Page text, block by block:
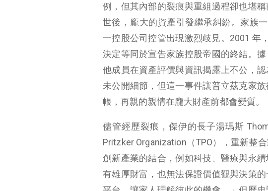
例，但其內部的裂痕與重組過程卻也堪
世後，龐大的資產引發繼承糾紛。家族
一控股公司控管出現激烈歧見。2001 年
決定等同於宣告家族控股帝國的終結。
他成員在資產評價與資訊揭露上不公，
未公開細節，但這一事件讓普立茲克家
帳，再親的親情在龐大財產前都會變質。
儘管經歷裂痕，傑伊的長子湯瑪斯
Pritzker Organization（TPO），重新整
創新產業的結合，例如科技、醫療與永
有雄厚財富，也無法保證價值觀與決策